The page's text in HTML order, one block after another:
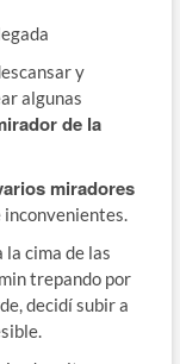
y
algunas
de la
miradores
cima de las
trepando por
decidí subir a